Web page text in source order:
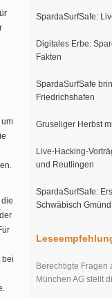
bei
SpardaSurfSafe:
Digitales Erbe:
Fakten
SpardaSurfSafe
Friedrichshafen
Gruseliger Herbst
Live-Hacking-
und Reutlingen
SpardaSurfSafe:
Schwäbisch Gmünd
Berechtigte Fragen
München AG stellt